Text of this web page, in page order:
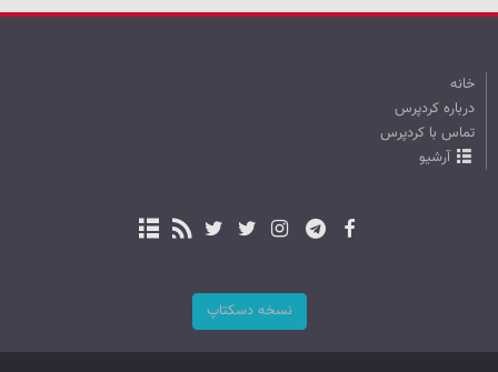
خانه
درباره کردپرس
تماس با کردپرس
آرشیو
نسخه دسکتاپ